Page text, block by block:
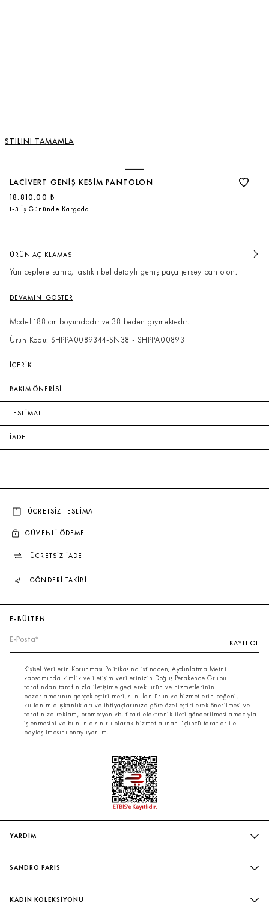
STİLİNİ TAMAMLA
LACIVERT GENIŞ KESIM PANTOLON
18.810,00 ₺
1-3 İş Gününde Kargoda
ÜRÜN AÇIKLAMASI
Yan ceplere sahip, lastikli bel detaylı geniş paça jersey pantolon.
DEVAMINI GÖSTER
Model 188 cm boyundadır ve 38 beden giymektedir.
Ürün Kodu: SHPPA0089344-SN38 - SHPPA00893
İÇERİK
BAKIM ÖNERİSİ
TESLİMAT
İADE
ÜCRETSİZ TESLİMAT
GÜVENLİ ÖDEME
ÜCRETSİZ İADE
GÖNDERİ TAKİBİ
E-BÜLTEN
KAYIT OL
Kişisel Verilerin Korunması Politikasına istinaden, Aydınlatma Metni
kapsamında kimlik ve iletişim verilerinizin Doğuş Perakende Grubu
tarafından tarafınızla iletişime geçilerek ürün ve hizmetlerinin
pazarlamasının gerçekleştirilmesi, sunulan ürün ve hizmetlerin beğeni,
kullanım alışkanlıkları ve ihtiyaçlarınıza göre özelleştirilerek önerilmesi ve
tarafınıza reklam, promosyon vb. ticari elektronik ileti gönderilmesi amacıyla
işlenmesini ve bununla sınırlı olarak hizmet alınan üçüncü taraflar ile
paylaşılmasını onaylıyorum.
YARDIM
SANDRO PARİS
KADIN KOLEKSİYONU